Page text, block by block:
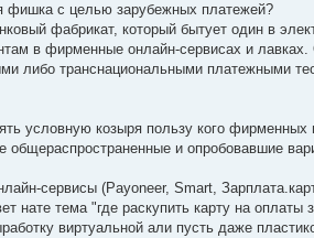
фишка с целью зарубежных платежей?
фабрикат, который бытует один в
в фирменные онлайн-сервисах и
либо транснациональными платежными
условную козыря пользу кого фирменных
и опробовавшие
сервисы (Payoneer, Smart,
нате тема "где раскупить карту на
виртуальной али пусть даже